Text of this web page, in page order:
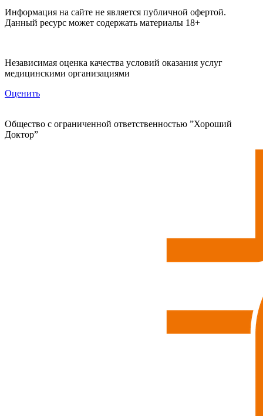
Информация на сайте не является публичной офертой.
Данный ресурс может содержать материалы 18+
Независимая оценка качества условий оказания услуг
медицинскими организациями
Оценить
Общество с ограниченной ответственностью ”Хороший
Доктор”